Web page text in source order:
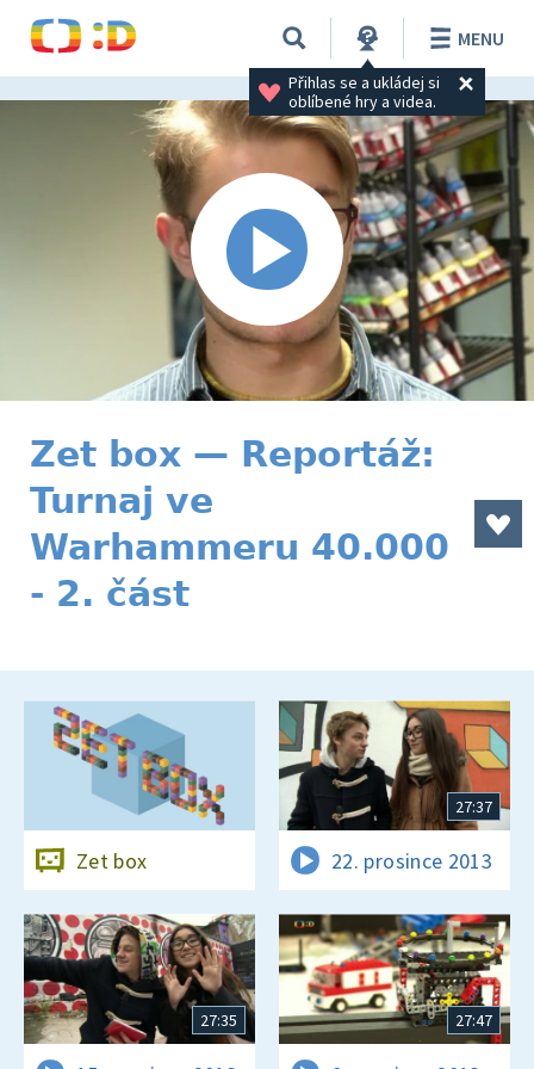
Přihlas se a ukládej si
oblíbené hry a videa.
MENU
Zet box — Reportáž:
Turnaj ve
Warhammeru 40.000
- 2. část
Zet box
27:37
22. prosince 2013
27:35 27:47